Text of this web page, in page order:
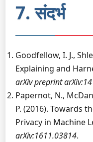
7. संदर्भ
Goodfellow, I. J.,
Explaining and
arXiv preprint
Papernot, N.,
P. (2016). Towards
Privacy in Machine
arXiv:1611.03814.